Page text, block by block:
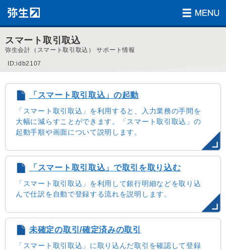
スマート取引取込
弥生会計（スマート取引取込） サポート情報
ID:idb2107
「スマート取引取込」の起動
「スマート取引取込」を利用すると、入力業務の手間を
大幅に減らすことができます。「スマート取引取込」の
起動手順や画面について説明します。
「スマート取引取込」で取引を取り込む
「スマート取引取込」を利用して銀行明細などを取り込
んで仕訳を自動で登録する流れを説明します。
未確定の取引/確定済みの取引
「スマート取引取込」に取り込んだ取引を確認して登録